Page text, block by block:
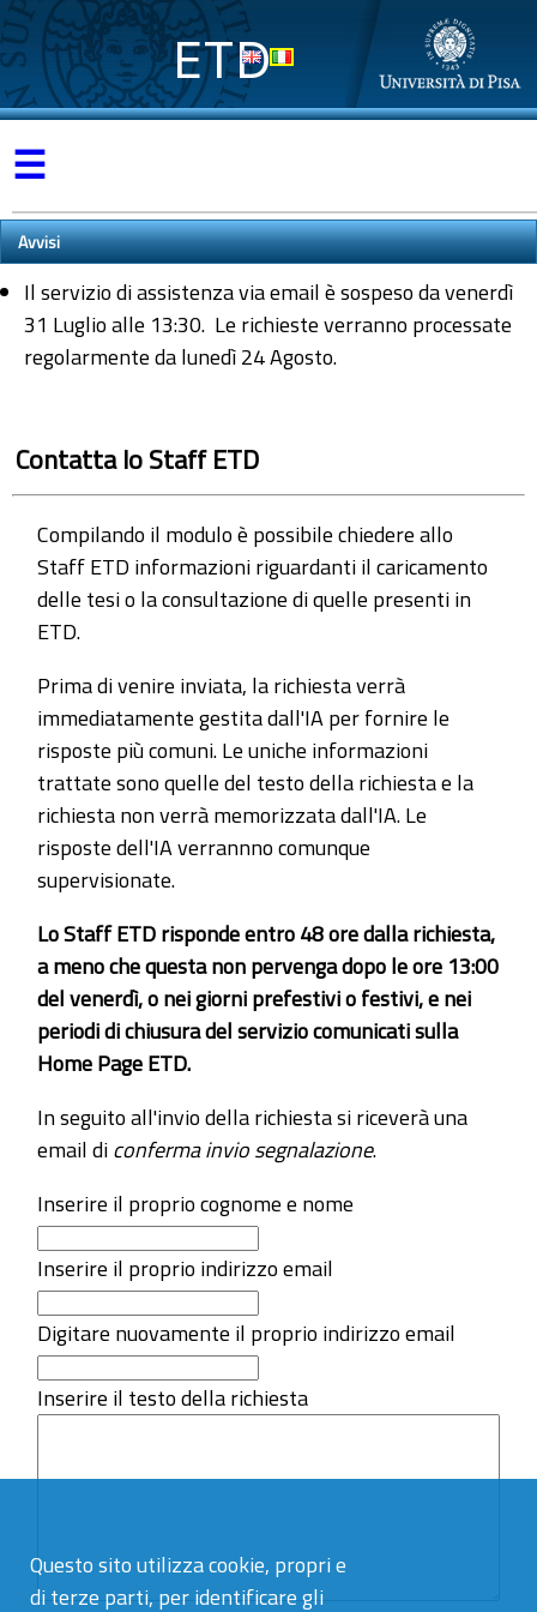
Questo sito utilizza cookie, propri e
di terze parti, per identificare gli
ETD
☰
Avvisi
Il servizio di assistenza via email è sospeso da venerdì
31 Luglio alle 13:30. Le richieste verranno processate
regolarmente da lunedì 24 Agosto.
Contatta lo Staff ETD
Compilando il modulo è possibile chiedere allo
Staff ETD informazioni riguardanti il caricamento
delle tesi o la consultazione di quelle presenti in
ETD.
Prima di venire inviata, la richiesta verrà
immediatamente gestita dall'IA per fornire le
risposte più comuni. Le uniche informazioni
trattate sono quelle del testo della richiesta e la
richiesta non verrà memorizzata dall'IA. Le
risposte dell'IA verrannno comunque
supervisionate.
Lo Staff ETD risponde entro 48 ore dalla richiesta,
a meno che questa non pervenga dopo le ore 13:00
del venerdì, o nei giorni prefestivi o festivi, e nei
periodi di chiusura del servizio comunicati sulla
Home Page ETD.
In seguito all'invio della richiesta si riceverà una
email diconferma invio segnalazione.
Inserire il proprio cognome e nome
Inserire il proprio indirizzo email
Digitare nuovamente il proprio indirizzo email
Inserire il testo della richiesta